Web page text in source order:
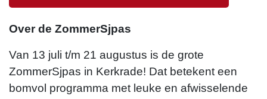
Over de ZommerSjpas
Van 13 juli t/m 21 augustus is de grote
ZommerSjpas in Kerkrade! Dat betekent een
bomvol programma met leuke en afwisselende